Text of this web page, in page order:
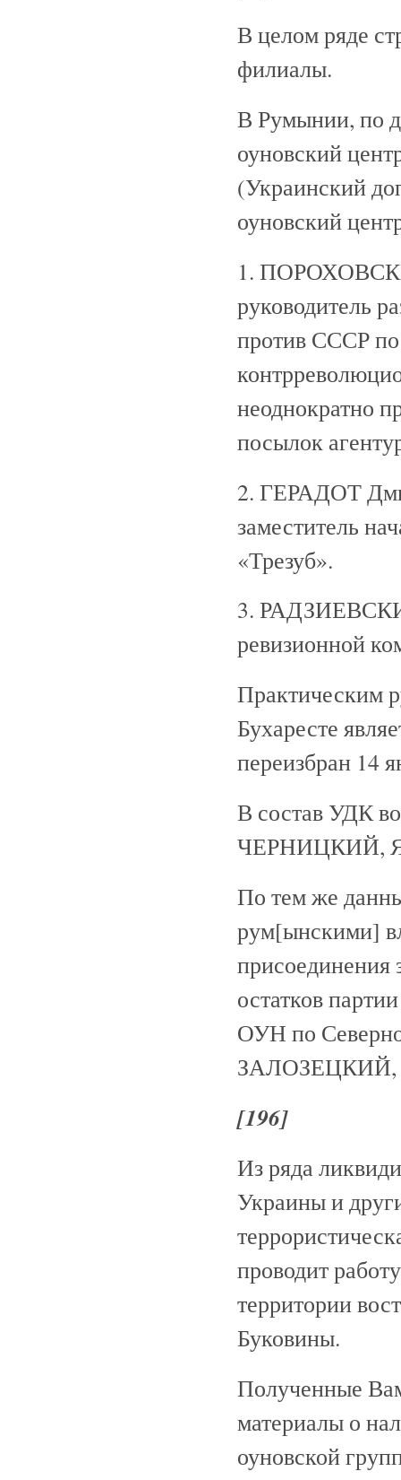
В целом ряде
филиалы.
В Румынии, по
оуновский
(Украинский
оуновский
1.
руководитель
против СССР
неоднократно
посылок
2. ГЕРАДОТ
заместитель
«Трезуб».
3.
ревизионной
Практическим
Бухаресте
переизбран 14
В состав УДК
ЧЕРНИЦКИЙ,
По тем же
рум[ынскими]
остатков
ОУН по
ЗАЛОЗЕЦКИЙ,
[196]
Из ряда
Украины и
проводит
территории
Буковины.
Полученные
материалы о
оуновской